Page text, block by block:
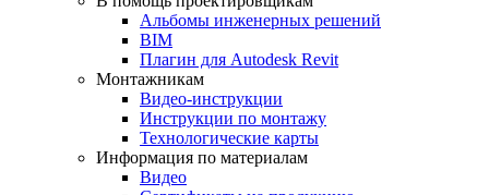
Альбомы инженерных решений
BIM
Плагин для Autodesk Revit
Монтажникам
Видео-инструкции
Инструкции по монтажу
Технологические карты
Информация по материалам
Видео